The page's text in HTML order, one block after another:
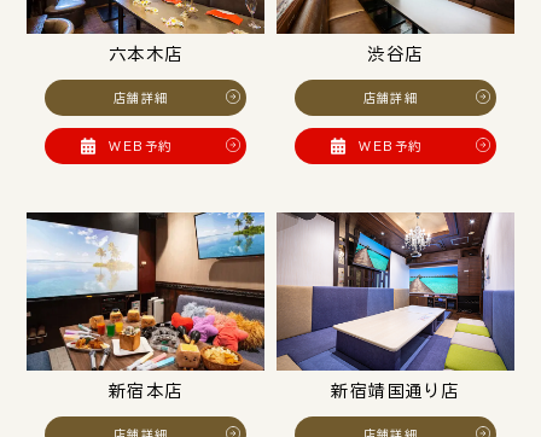
六本木店
店舗詳細
WEB予約
渋谷店
店舗詳細
WEB予約
新宿本店
店舗詳細
新宿靖国通り店
店舗詳細